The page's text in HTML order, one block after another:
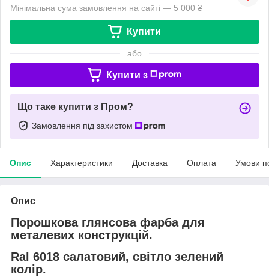
Мінімальна сума замовлення на сайті — 5 000 ₴
Купити
або
Купити з
Що таке купити з Пром?
Замовлення під захистом
Опис Характеристики Доставка Оплата Умови
Опис
Порошкова глянсова фарба для
металевих конструкцій.
Ral 6018 салатовий, світло зелений
колір.